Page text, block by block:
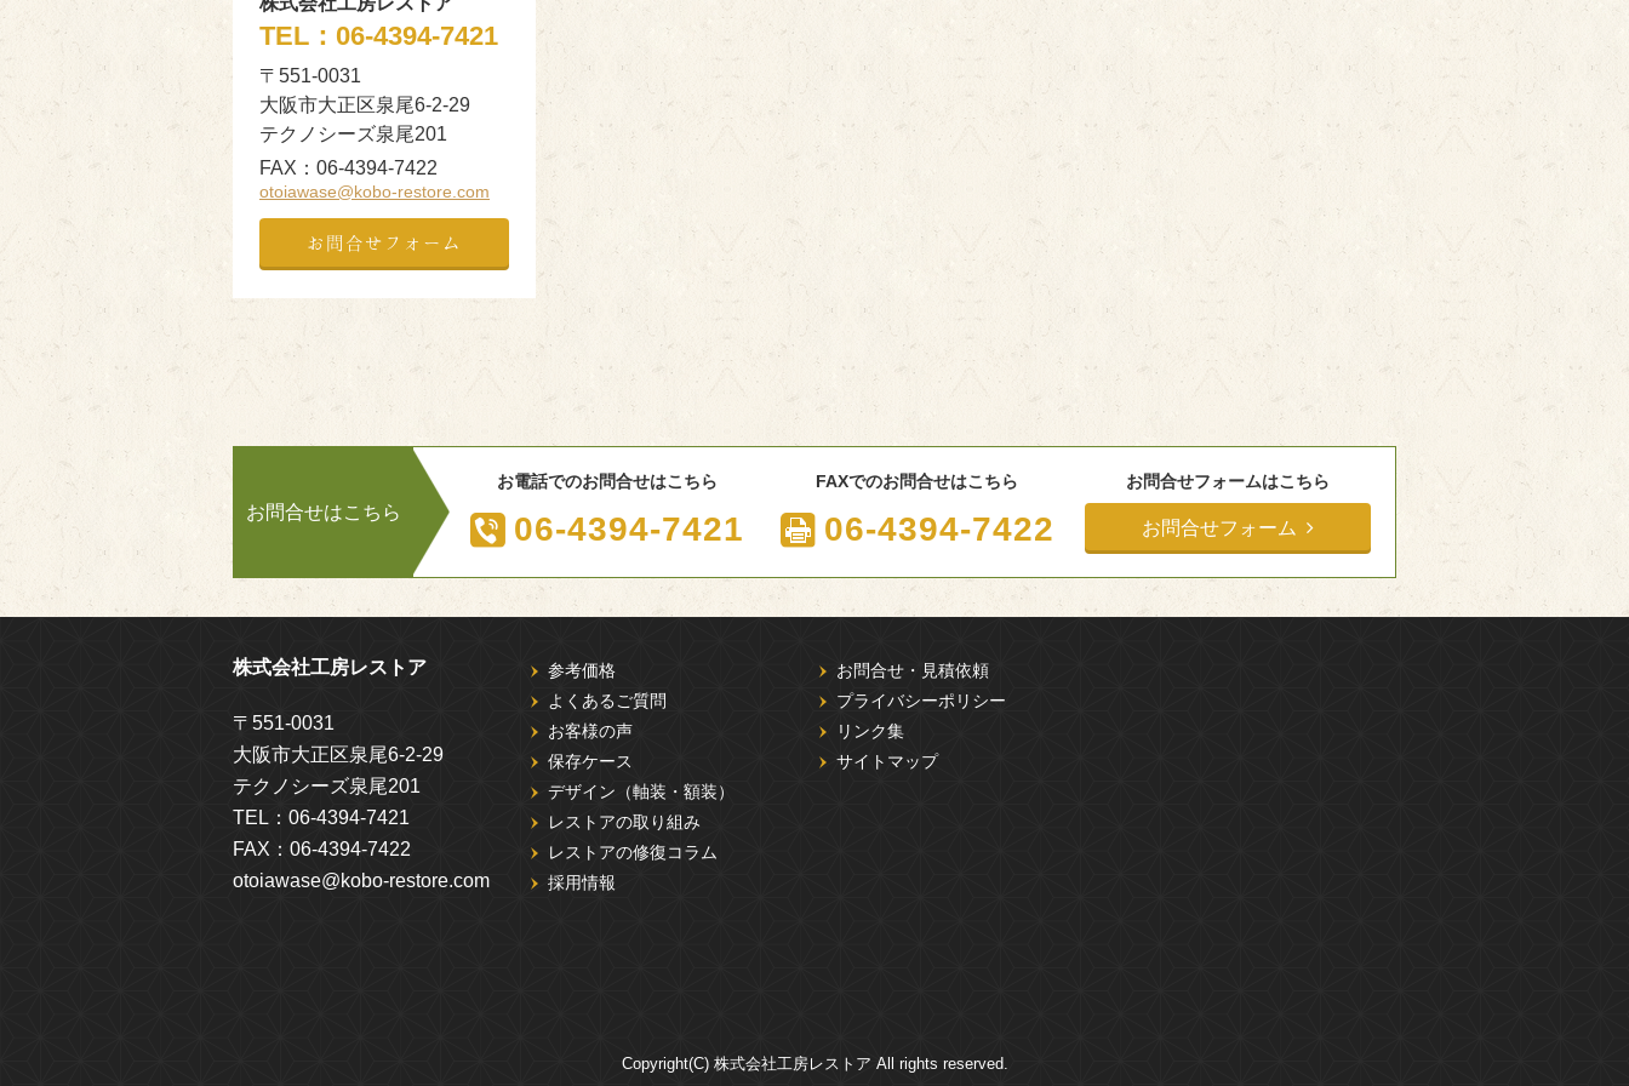
TEL： 06-4394-7421
〒551-0031
大阪市大正区泉尾6-2-29
テクノシーズ泉尾201
FAX： 06-4394-7422
otoiawase@kobo-restore.com
お問合せフォーム
お問合せはこちら
お電話でのお問合せはこちら
06-4394-7421
FAXでのお問合せはこちら
06-4394-7422
お問合せフォームはこちら
お問合せフォーム
株式会社工房レストア
〒551-0031
大阪市大正区泉尾6-2-29
テクノシーズ泉尾201
TEL： 06-4394-7421
FAX： 06-4394-7422
otoiawase@kobo-restore.com
参考価格
よくあるご質問
お客様の声
保存ケース
デザイン（軸装・額装）
レストアの取り組み
レストアの修復コラム
採用情報
お問合せ・見積依頼
プライバシーポリシー
リンク集
サイトマップ
Copyright(C) 株式会社工房レストア All rights reserved.